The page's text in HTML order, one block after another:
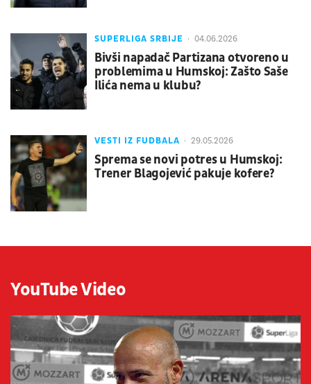
SUPERLIGA SRBIJE 04.06.2026
Bivši napadač Partizana otvoreno u
problemima u Humskoj: Zašto Saše
Ilića nema u klubu?
VESTI IZ FUDBALA 29.05.2026
Sprema se novi potres u Humskoj:
Trener Blagojević pakuje kofere?
YouTube Video